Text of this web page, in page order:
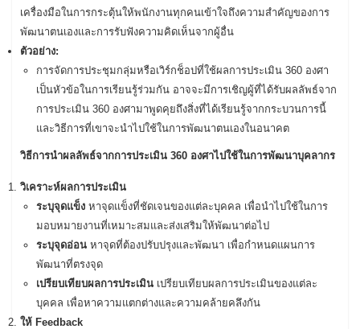
เครื่องมือในการกระตุ้นให้พนักงานทุกคนเข้าใจถึงความสำคัญของการ
พัฒนาตนเองและการรับฟังความคิดเห็นจากผู้อื่น
ตัวอย่าง:
การจัดการประชุมกลุ่มหรือเวิร์กช็อปที่ใช้ผลการประเมิน 360 องศา
เป็นหัวข้อในการเรียนรู้ร่วมกัน อาจจะมีการเชิญผู้ที่ได้รับผลลัพธ์จาก
การประเมิน 360 องศามาพูดคุยถึงสิ่งที่ได้เรียนรู้จากกระบวนการนี้
และวิธีการที่เขาจะนำไปใช้ในการพัฒนาตนเองในอนาคต
วิธีการนำผลลัพธ์จากการประเมิน 360 องศาไปใช้ในการพัฒนาบุคลากร
วิเคราะห์ผลการประเมิน
ระบุจุดแข็ง หาจุดแข็งที่ชัดเจนของแต่ละบุคคล เพื่อนำไปใช้ในการ
มอบหมายงานที่เหมาะสมและส่งเสริมให้พัฒนาต่อไป
ระบุจุดอ่อน หาจุดที่ต้องปรับปรุงและพัฒนา เพื่อกำหนดแผนการ
พัฒนาที่ตรงจุด
เปรียบเทียบผลการประเมิน เปรียบเทียบผลการประเมินของแต่ละ
บุคคล เพื่อหาความแตกต่างและความคล้ายคลึงกัน
ให้ Feedback